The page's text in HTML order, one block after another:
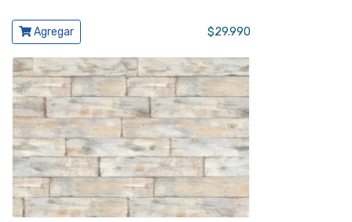
Ver producto
Agregar $29.990